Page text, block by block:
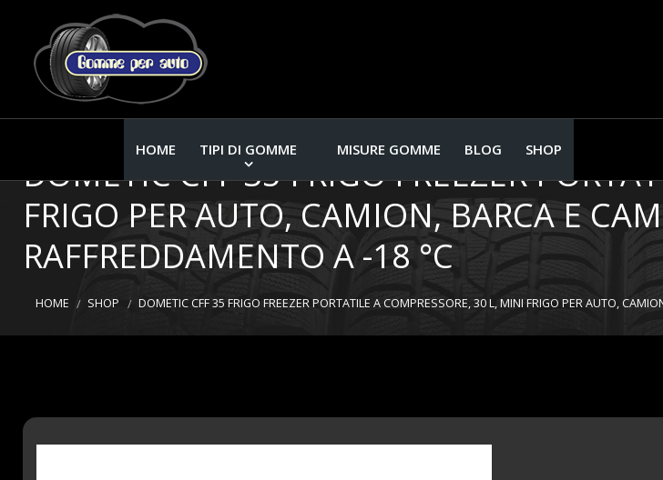
HOME TIPI DI GOMME MISURE GOMME BLOG SHOP
DOMETIC CFF 35 FRIGO FREEZER
FRIGO PER AUTO, CAMION, BARCA E
RAFFREDDAMENTO A -18 °C
HOME SHOP DOMETIC CFF 35 FRIGO FREEZER PORTATILE A COMPRESSORE, 30 L, MINI FRIGO PER AUTO,